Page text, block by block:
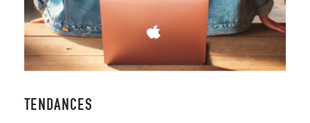
TENDANCES